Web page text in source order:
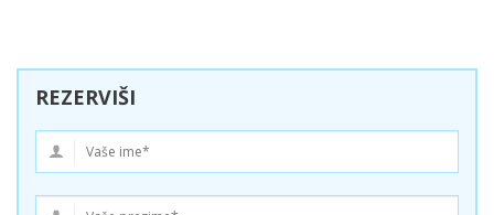
REZERVIŠI